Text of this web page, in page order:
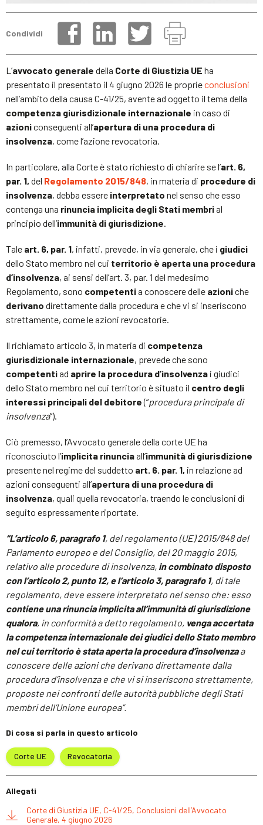
Condividi
L’avvocato generale della Corte di Giustizia UE ha
presentato il presentato il 4 giugno 2026 le proprieconclusioni
nell’ambito della causa C-41/25, avente ad oggetto il tema della
competenza giurisdizionale internazionale in caso di
azioniconseguenti all’apertura di una procedura di
insolvenza, come l’azione revocatoria.
In particolare, alla Corte è stato richiesto di chiarire se l’art. 6,
par. 1, del Regolamento 2015/848, in materia di procedure di
insolvenza, debba essere interpretato nel senso che esso
contenga una rinuncia implicita degli Stati membrial
principio dell’immunità di giurisdizione.
Tale art. 6, par. 1, infatti, prevede, in via generale, che i giudici
dello Stato membro nel cui territorio è aperta una procedura
d’insolvenza, ai sensi dell’art. 3, par. 1 del medesimo
Regolamento, sono competentia conoscere delle azioniche
derivano direttamente dalla procedura e che vi si inseriscono
strettamente, come le azioni revocatorie.
Il richiamato articolo 3, in materia di competenza
giurisdizionale internazionale, prevede che sono
competentiad aprire la procedura d’insolvenza i giudici
dello Stato membro nel cui territorio è situato il centro degli
interessi principali del debitore(“procedura principale di
insolvenza”).
Ciò premesso, l’Avvocato generale della corte UE ha
riconosciuto l’implicita rinunciaall’immunità di giurisdizione
presente nel regime del suddetto art. 6. par. 1, in relazione ad
azioni conseguenti all’apertura di una procedura di
insolvenza, quali quella revocatoria, traendo le conclusioni di
seguito espressamente riportate.
“L’articolo 6, paragrafo 1, del regolamento (UE) 2015/848 del
Parlamento europeo e del Consiglio, del 20 maggio 2015,
relativo alle procedure di insolvenza, in combinato disposto
con l’articolo 2, punto 12, e l’articolo 3, paragrafo 1, di tale
regolamento, deve essere interpretato nel senso che: esso
contiene una rinuncia implicita all’immunità di giurisdizione
qualora, in conformità a detto regolamento, venga accertata
la competenza internazionale dei giudici dello Stato membro
nel cui territorio è stata aperta la procedura d’insolvenzaa
conoscere delle azioni che derivano direttamente dalla
procedura d’insolvenza e che vi si inseriscono strettamente,
proposte nei confronti delle autorità pubbliche degli Stati
membri dell’Unione europea”.
Di cosa si parla in questo articolo
Corte UE Revocatoria
Allegati
Corte di Giustizia UE, C-41/25, Conclusioni dell’Avvocato
Generale, 4 giugno 2026